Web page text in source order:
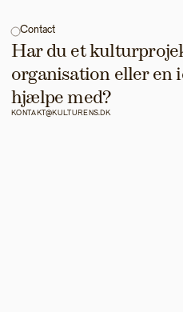
Contact
Har du et
organisation eller en
hjælpe med?
KONTAKT@KULTURENS.DK